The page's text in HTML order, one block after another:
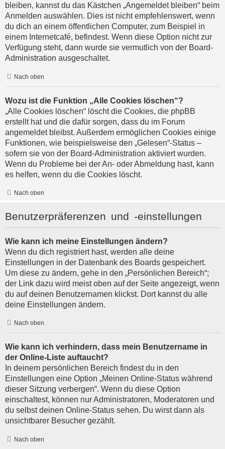
bleiben, kannst du das Kästchen „Angemeldet bleiben“ beim
Anmelden auswählen. Dies ist nicht empfehlenswert, wenn
du dich an einem öffentlichen Computer, zum Beispiel in
einem Internetcafé, befindest. Wenn diese Option nicht zur
Verfügung steht, dann wurde sie vermutlich von der Board-
Administration ausgeschaltet.
Nach oben
Wozu ist die Funktion „Alle Cookies löschen“?
„Alle Cookies löschen“ löscht die Cookies, die phpBB
erstellt hat und die dafür sorgen, dass du im Forum
angemeldet bleibst. Außerdem ermöglichen Cookies einige
Funktionen, wie beispielsweise den „Gelesen“-Status –
sofern sie von der Board-Administration aktiviert wurden.
Wenn du Probleme bei der An- oder Abmeldung hast, kann
es helfen, wenn du die Cookies löscht.
Nach oben
Benutzerpräferenzen und -einstellungen
Wie kann ich meine Einstellungen ändern?
Wenn du dich registriert hast, werden alle deine
Einstellungen in der Datenbank des Boards gespeichert.
Um diese zu ändern, gehe in den „Persönlichen Bereich“;
der Link dazu wird meist oben auf der Seite angezeigt, wenn
du auf deinen Benutzernamen klickst. Dort kannst du alle
deine Einstellungen ändern.
Nach oben
Wie kann ich verhindern, dass mein Benutzername in
der Online-Liste auftaucht?
In deinem persönlichen Bereich findest du in den
Einstellungen eine Option „Meinen Online-Status während
dieser Sitzung verbergen“. Wenn du diese Option
einschaltest, können nur Administratoren, Moderatoren und
du selbst deinen Online-Status sehen. Du wirst dann als
unsichtbarer Besucher gezählt.
Nach oben